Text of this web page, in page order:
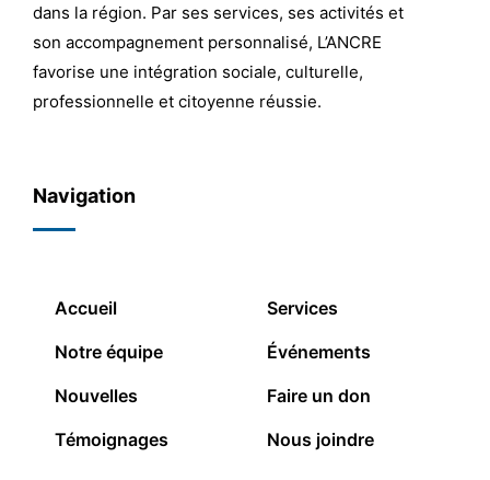
dans la région. Par ses services, ses activités et
son accompagnement personnalisé, L’ANCRE
favorise une intégration sociale, culturelle,
professionnelle et citoyenne réussie.
Navigation
Accueil
Notre équipe
Nouvelles
Témoignages
Services
Événements
Faire un don
Nous joindre